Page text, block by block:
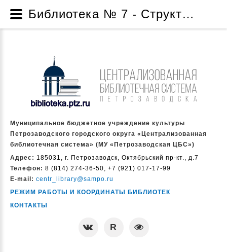
Муниципальное бюджетное учреждение культуры
Петрозаводского городского округа «Централизованная
библиотечная система» (МУ «Петрозаводская ЦБС»)
Адрес: 185031, г. Петрозаводск, Октябрьский пр-кт., д.7
Телефон: 8 (814) 274-36-50, +7 (921) 017-17-99
E-mail: centr_library@sampo.ru
РЕЖИМ РАБОТЫ И КООРДИНАТЫ БИБЛИОТЕК
КОНТАКТЫ
Библиотека № 7 - Структура - О нас - Муниципальное бюджетное учреждение культуры Петрозаводского городского округа «Централизованная библиотечная система» (МУ «Петрозаводская ЦБС»)